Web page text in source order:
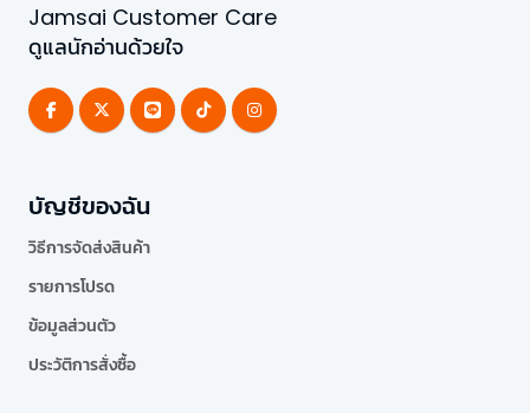
Jamsai Customer Care
ดูแลนักอ่านด้วยใจ
บัญชีของฉัน
วิธีการจัดส่งสินค้า
รายการโปรด
ข้อมูลส่วนตัว
ประวัติการสั่งซื้อ